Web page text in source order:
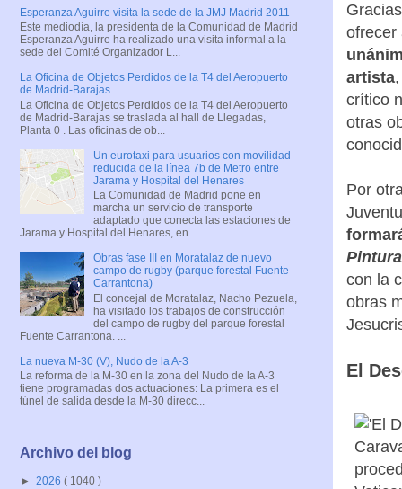
artista
crítico
otras
Por
con la
obras
El
Esperanza Aguirre visita la sede de la JMJ Madrid 2011
Este mediodía, la presidenta de la Comunidad de Madrid
Esperanza Aguirre ha realizado una visita informal a la
sede del Comité Organizador L...
La Oficina de Objetos Perdidos de la T4 del Aeropuerto
de Madrid-Barajas
La Oficina de Objetos Perdidos de la T4 del Aeropuerto
de Madrid-Barajas se traslada al hall de Llegadas,
Planta 0 . Las oficinas de ob...
Un eurotaxi para usuarios con movilidad
reducida de la línea 7b de Metro entre
Jarama y Hospital del Henares
La Comunidad de Madrid pone en
marcha un servicio de transporte
adaptado que conecta las estaciones de
Jarama y Hospital del Henares, en...
Obras fase III en Moratalaz de nuevo
campo de rugby (parque forestal Fuente
Carrantona)
El concejal de Moratalaz, Nacho Pezuela,
ha visitado los trabajos de construcción
del campo de rugby del parque forestal
Fuente Carrantona. ...
La nueva M-30 (V), Nudo de la A-3
La reforma de la M-30 en la zona del Nudo de la A-3
tiene programadas dos actuaciones: La primera es el
túnel de salida desde la M-30 direcc...
Archivo del blog
► 2026 ( 1040 )